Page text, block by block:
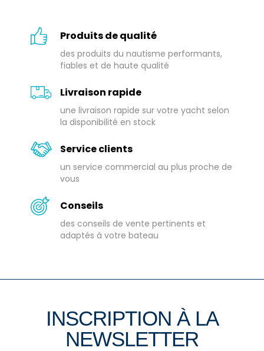
Produits de qualité
des produits du nautisme performants,
fiables et de haute qualité
Livraison rapide
une livraison rapide sur votre yacht selon
la disponibilité en stock
Service clients
un service commercial au plus proche de
vous
Conseils
des conseils de vente pertinents et
adaptés à votre bateau
INSCRIPTION À LA
NEWSLETTER